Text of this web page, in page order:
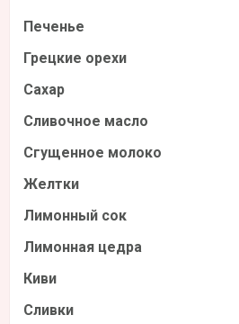
Печенье
Грецкие орехи
Сахар
Сливочное масло
Сгущенное молоко
Желтки
Лимонный сок
Лимонная цедра
Киви
Сливки